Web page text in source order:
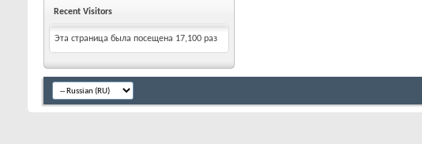
Recent Visitors
Эта страница была посещена 17,100 раз